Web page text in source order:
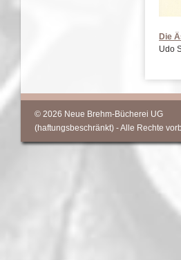
Die
Udo
© 2026 Neue Brehm-Bücherei UG
(haftungsbeschränkt) - Alle Rechte